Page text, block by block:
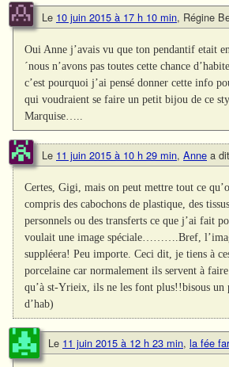
Le 10 juin 2015 à 17 h 10 min, Régine
Oui Anne j’avais vu que ton pendantif etait
´nous n’avons pas toutes cette chance
c’est pourquoi j’ai pensé donner cette info
qui voudraient se faire un petit bijou de ce
Marquise…..
Le 11 juin 2015 à 10 h 29 min, Anne a
Certes, Gigi, mais on peut mettre tout ce
compris des cabochons de plastique, des
personnels ou des transferts ce que j’ai fait
voulait une image spéciale……….Bref,
suppléera! Peu importe. Ceci dit, je tiens à
porcelaine car normalement ils servent à
qu’à st-Yrieix, ils ne les font plus!!bisous un
d’hab)
Le 11 juin 2015 à 12 h 23 min, la fée